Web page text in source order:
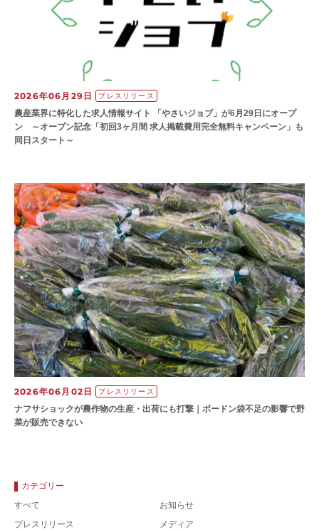
2026年06月29日 プレスリリース
農産業界に特化した求人情報サイト 「やさいジョブ」が6月29日にオープ
ン ～オープン記念「初回3ヶ月間 求人掲載費用完全無料キャンペーン」も
同日スタート～
2026年06月02日 プレスリリース
ナフサショックが農作物の⽣産・出荷にも打撃｜ボードン袋不⾜の影響で野
菜が販売できない
カテゴリー
すべて
お知らせ
プレスリリース
メディア